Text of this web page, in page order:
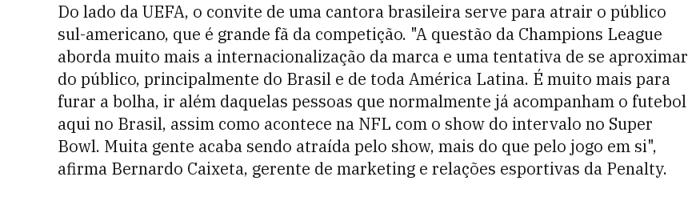
Do lado da UEFA, o convite de uma cantora brasileira serve para atrair o público
sul-americano, que é grande fã da competição. "A questão da Champions League
aborda muito mais a internacionalização da marca e uma tentativa de se aproximar
do público, principalmente do Brasil e de toda América Latina. É muito mais para
furar a bolha, ir além daquelas pessoas que normalmente já acompanham o futebol
aqui no Brasil, assim como acontece na NFL com o show do intervalo no Super
Bowl. Muita gente acaba sendo atraída pelo show, mais do que pelo jogo em si",
afirma Bernardo Caixeta, gerente de marketing e relações esportivas da Penalty.